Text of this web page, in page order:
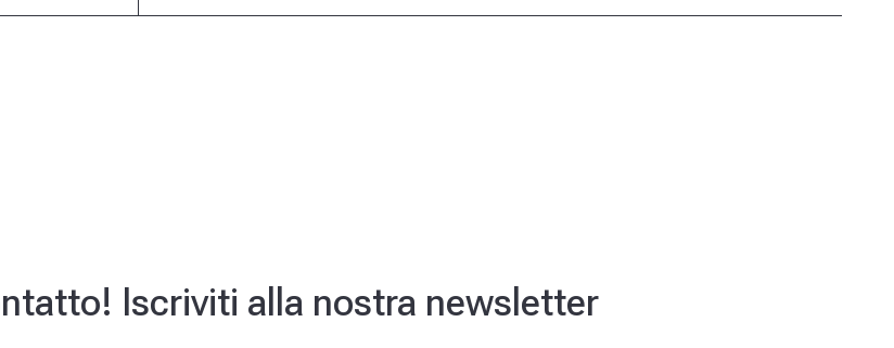
Iscriviti alla nostra newsletter